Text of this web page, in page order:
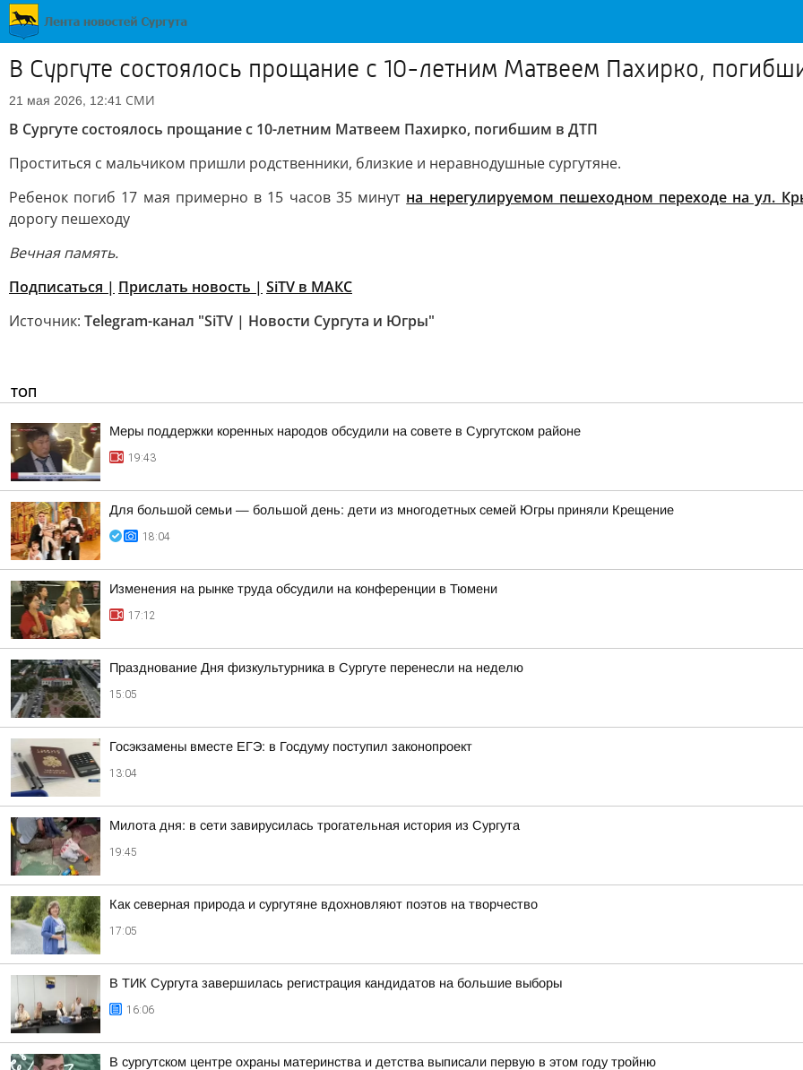
В Сургуте состоялось прощание с 10-летним Матвеем Пахирко,
21 мая 2026, 12:41 СМИ
В Сургуте состоялось прощание с 10-летним Матвеем Пахирко, погибшим в ДТП
Проститься с мальчиком пришли родственники, близкие и неравнодушные сургутяне.
Ребенок погиб 17 мая примерно в 15 часов 35 минут на нерегулируемом пешеходном переходе на ул.
дорогу пешеходу
Вечная память.
Подписаться | Прислать новость | SiTV в МАКС
Источник: Telegram-канал "SiTV | Новости Сургута и Югры"
ТОП
Меры поддержки коренных народов обсудили на совете в Сургутском районе
19:43
Для большой семьи — большой день: дети из многодетных семей Югры приняли Крещение
18:04
Изменения на рынке труда обсудили на конференции в Тюмени
17:12
Празднование Дня физкультурника в Сургуте перенесли на неделю
15:05
Госэкзамены вместе ЕГЭ: в Госдуму поступил законопроект
13:04
Милота дня: в сети завирусилась трогательная история из Сургута
19:45
Как северная природа и сургутяне вдохновляют поэтов на творчество
17:05
В ТИК Сургута завершилась регистрация кандидатов на большие выборы
16:06
В сургутском центре охраны материнства и детства выписали первую в этом году тройню